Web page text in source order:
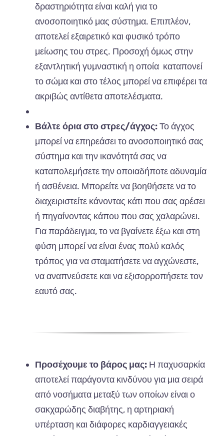
δραστηριότητα είναι καλή για το
ανοσοποιητικό μας σύστημα. Επιπλέον,
αποτελεί εξαιρετικό και φυσικό τρόπο
μείωσης του στρες. Προσοχή όμως στην
εξαντλητική γυμναστική η οποία καταπονεί
το σώμα και στο τέλος μπορεί να επιφέρει τα
ακριβώς αντίθετα αποτελέσματα.
Βάλτε όρια στο στρες/άγχος:Το άγχος
μπορεί να επηρεάσει το ανοσοποιητικό σας
σύστημα και την ικανότητά σας να
καταπολεμήσετε την οποιαδήποτε αδυναμία
ή ασθένεια. Μπορείτε να βοηθήσετε να το
διαχειριστείτε κάνοντας κάτι που σας αρέσει
ή πηγαίνοντας κάπου που σας χαλαρώνει.
Για παράδειγμα, το να βγαίνετε έξω και στη
φύση μπορεί να είναι ένας πολύ καλός
τρόπος για να σταματήσετε να αγχώνεστε,
να αναπνεύσετε και να εξισορροπήσετε τον
εαυτό σας.
Προσέχουμε το βάρος μας: Η παχυσαρκία
αποτελεί παράγοντα κινδύνου για μια σειρά
από νοσήματα μεταξύ των οποίων είναι ο
σακχαρώδης διαβήτης, η αρτηριακή
υπέρταση και διάφορες καρδιαγγειακές